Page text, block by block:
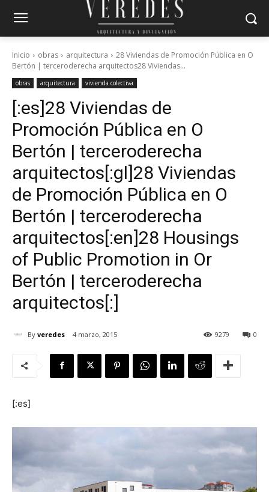
Inicio obras arquitectura
28 Viviendas de Promoción Pública en O
Bertón | terceroderecha arquitectos28 Viviendas...
obras arquitectura vivienda colectiva
[:es]28 Viviendas de
Promoción Pública en O
Bertón | terceroderecha
arquitectos[:gl]28 Viviendas
de Promoción Pública en O
Bertón | terceroderecha
arquitectos[:en]28 Housings
of Public Promotion in Or
Bertón | terceroderecha
arquitectos[:]
By veredes 4 marzo, 2015 0
9279
[:es]